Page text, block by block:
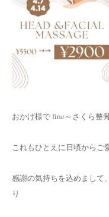
おかげ様で fine～さくら整
これもひとえに日頃からご
感謝の気持ちを込めまして
り